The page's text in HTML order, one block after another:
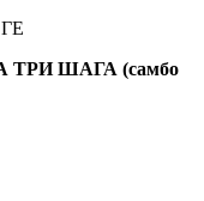
ТРИ ШАГА (самбо